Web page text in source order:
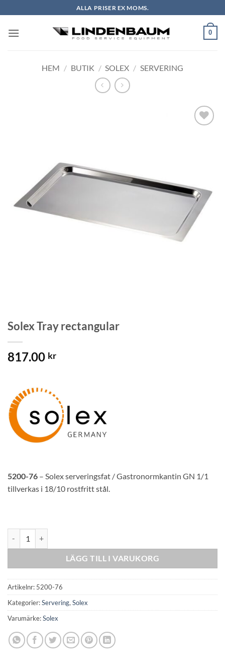
to
content
ALLA PRISER EX MOMS.
0
HEM / BUTIK / SOLEX / SERVERING
Solex Tray rectangular
817.00 kr
5200-76 – Solex serveringsfat / Gastronormkantin GN 1/1
tillverkas i 18/10 rostfritt stål.
LÄGG TILL I VARUKORG
Artikelnr: 5200-76
Kategorier:Servering, Solex
Varumärke:Solex